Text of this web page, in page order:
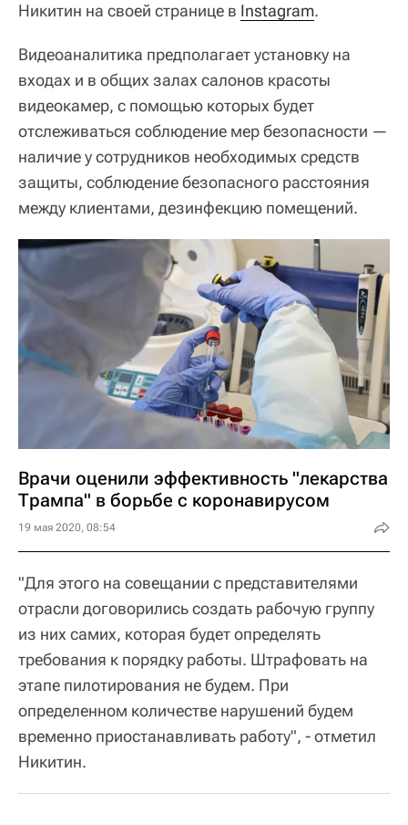
Никитин на своей странице в Instagram.
Видеоаналитика предполагает установку на
входах и в общих залах салонов красоты
видеокамер, с помощью которых будет
отслеживаться соблюдение мер безопасности —
наличие у сотрудников необходимых средств
защиты, соблюдение безопасного расстояния
между клиентами, дезинфекцию помещений.
Врачи оценили эффективность "лекарства
Трампа" в борьбе с коронавирусом
19 мая 2020, 08:54
"Для этого на совещании с представителями
отрасли договорились создать рабочую группу
из них самих, которая будет определять
требования к порядку работы. Штрафовать на
этапе пилотирования не будем. При
определенном количестве нарушений будем
временно приостанавливать работу", - отметил
Никитин.